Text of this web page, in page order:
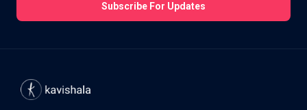
Subscribe For Updates